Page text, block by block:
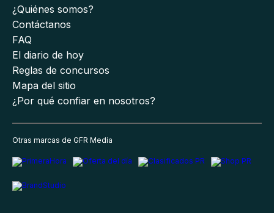
¿Quiénes somos?
Contáctanos
FAQ
El diario de hoy
Reglas de concursos
Mapa del sitio
¿Por qué confiar en nosotros?
Otras marcas de GFR Media